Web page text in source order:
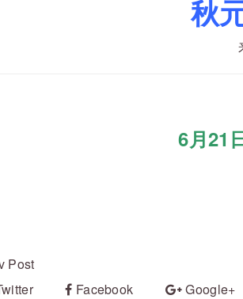
秋
6月21
Post
Facebook
Google+